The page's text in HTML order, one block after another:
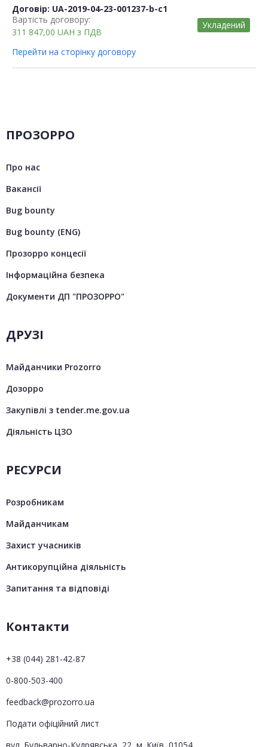
Договір: UA-2019-04-23-001237-b-c1
Вартість договору:
311 847,00 UAH з ПДВ
Укладений
Перейти на сторінку договору
ПРОЗОРРО
Про нас
Вакансії
Bug bounty
Bug bounty (ENG)
Прозорро концесії
Інформаційна безпека
Документи ДП "ПРОЗОРРО"
ДРУЗІ
Майданчики Prozorro
Дозорро
Закупівлі з tender.me.gov.ua
Діяльність ЦЗО
РЕСУРСИ
Розробникам
Майданчикам
Захист учасників
Антикорупційна діяльність
Запитання та відповіді
Контакти
+38 (044) 281-42-87
0-800-503-400
feedback@prozorro.ua
Подати офіційний лист